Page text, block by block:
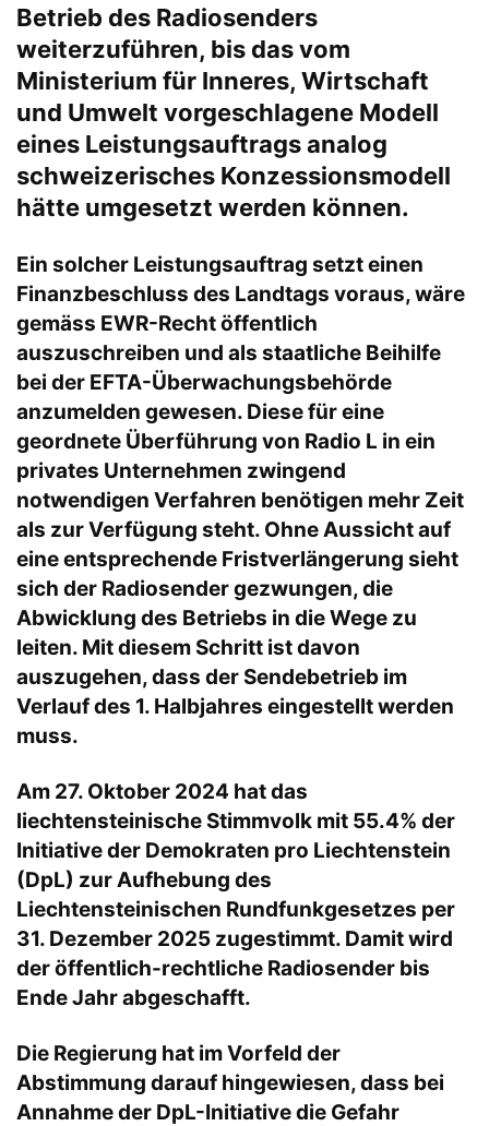
Betrieb des Radiosenders
weiterzuführen, bis das vom
Ministerium für Inneres, Wirtschaft
und Umwelt vorgeschlagene Modell
eines Leistungsauftrags analog
schweizerisches Konzessionsmodell
hätte umgesetzt werden können.
Ein solcher Leistungsauftrag setzt einen
Finanzbeschluss des Landtags voraus, wäre
gemäss EWR-Recht öffentlich
auszuschreiben und als staatliche Beihilfe
bei der EFTA-Überwachungsbehörde
anzumelden gewesen. Diese für eine
geordnete Überführung von Radio L in ein
privates Unternehmen zwingend
notwendigen Verfahren benötigen mehr Zeit
als zur Verfügung steht. Ohne Aussicht auf
eine entsprechende Fristverlängerung sieht
sich der Radiosender gezwungen, die
Abwicklung des Betriebs in die Wege zu
leiten. Mit diesem Schritt ist davon
auszugehen, dass der Sendebetrieb im
Verlauf des 1. Halbjahres eingestellt werden
muss.
Am 27. Oktober 2024 hat das
liechtensteinische Stimmvolk mit 55.4% der
Initiative der Demokraten pro Liechtenstein
(DpL) zur Aufhebung des
Liechtensteinischen Rundfunkgesetzes per
31. Dezember 2025 zugestimmt. Damit wird
der öffentlich-rechtliche Radiosender bis
Ende Jahr abgeschafft.
Die Regierung hat im Vorfeld der
Abstimmung darauf hingewiesen, dass bei
Annahme der DpL-Initiative die Gefahr